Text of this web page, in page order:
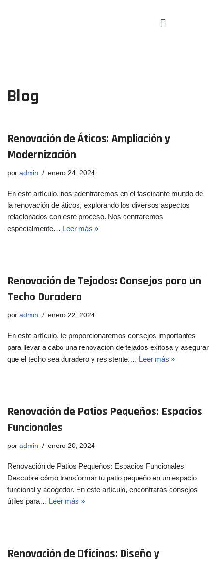
Blog
Renovación de Áticos: Ampliación y
Modernización
por admin enero 24, 2024
En este artículo, nos adentraremos en el fascinante mundo de
la renovación de áticos, explorando los diversos aspectos
relacionados con este proceso. Nos centraremos
especialmente… Leer más »
Renovación de Tejados: Consejos para un
Techo Duradero
por admin enero 22, 2024
En este artículo, te proporcionaremos consejos importantes
para llevar a cabo una renovación de tejados exitosa y asegurar
que el techo sea duradero y resistente.… Leer más »
Renovación de Patios Pequeños: Espacios
Funcionales
por admin enero 20, 2024
Renovación de Patios Pequeños: Espacios Funcionales
Descubre cómo transformar tu patio pequeño en un espacio
funcional y acogedor. En este artículo, encontrarás consejos
útiles para… Leer más »
Renovación de Oficinas: Diseño y